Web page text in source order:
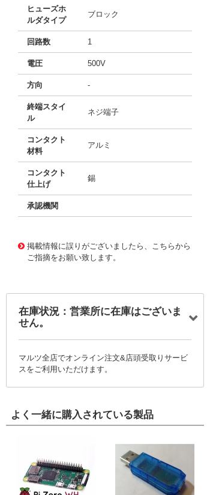
ヒューズホ
ルダタイプ
ブロック
回路数 1
電圧 500V
方向 -
終端スタイ
ル
ネジ端子
コンタクト
材料
アルミ
コンタクト
仕上げ
錫
承認機関
掲載情報に誤りがございましたら、こちらから
ご指摘をお願い致します。
在庫状況：営業所に在庫はございま
せん。
マルツ全店でオンライン注文&店頭受取りサービ
スをご利用いただけます。
よく一緒に購入されている製品